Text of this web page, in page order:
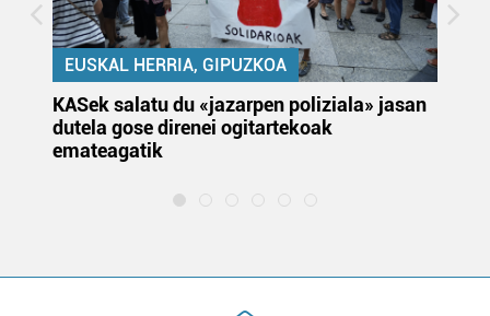
EUSKAL HERRIA, GIPUZKOA
KASek salatu du «jazarpen poliziala» jasan
dutela gose direnei ogitartekoak
emateagatik